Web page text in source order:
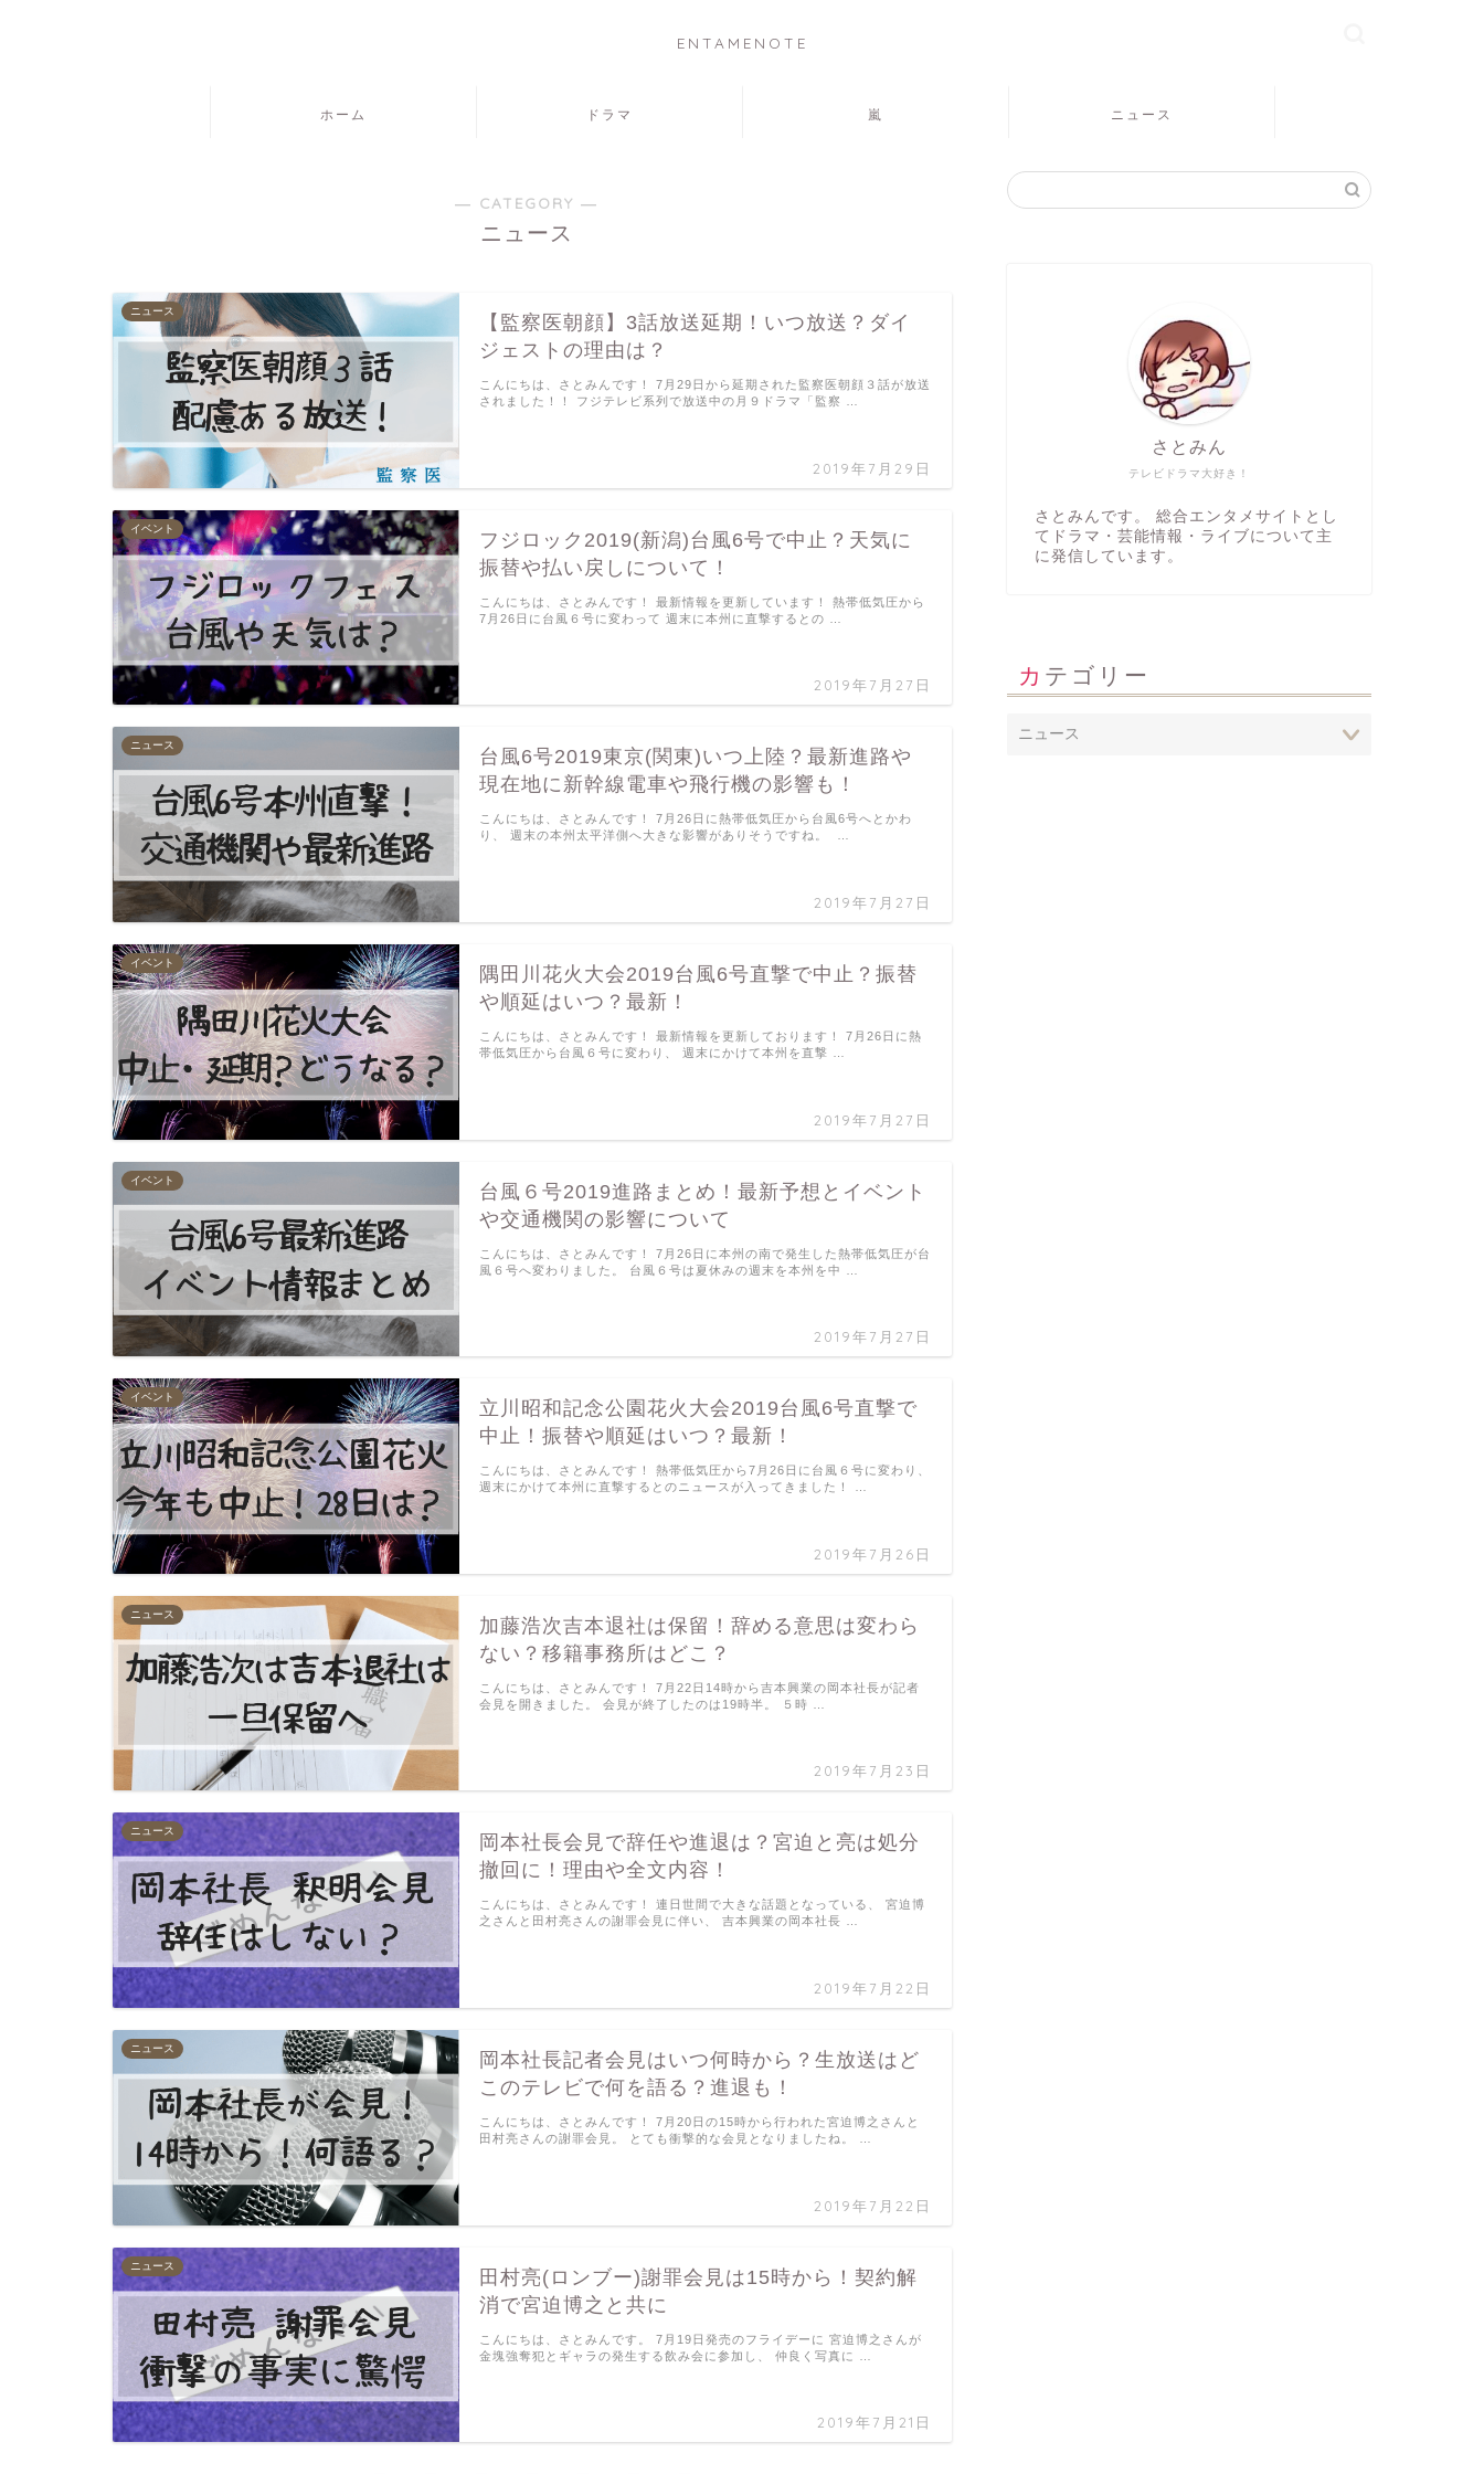
ENTAMENOTE
ホーム ドラマ 嵐 ニュース
― CATEGORY ―
ニュース
ニュース
【監察医朝顔】3話放送延期！いつ放送？ダイ
ジェストの理由は？
2019年7月29日
こんにちは、さとみんです！ 7月29日から延期された監察医朝顔３話が放送
されました！！ フジテレビ系列で放送中の月９ドラマ「監察 …
イベント
フジロック2019(新潟)台風6号で中止？天気に
振替や払い戻しについて！
2019年7月27日
こんにちは、さとみんです！ 最新情報を更新しています！ 熱帯低気圧から
7月26日に台風６号に変わって 週末に本州に直撃するとの …
ニュース
台風6号2019東京(関東)いつ上陸？最新進路や
現在地に新幹線電車や飛行機の影響も！
2019年7月27日
こんにちは、さとみんです！ 7月26日に熱帯低気圧から台風6号へとかわ
り、 週末の本州太平洋側へ大きな影響がありそうですね。 …
イベント
隅田川花火大会2019台風6号直撃で中止？振替
や順延はいつ？最新！
2019年7月27日
こんにちは、さとみんです！ 最新情報を更新しております！ 7月26日に熱
帯低気圧から台風６号に変わり、 週末にかけて本州を直撃 …
イベント
台風６号2019進路まとめ！最新予想とイベント
や交通機関の影響について
2019年7月27日
こんにちは、さとみんです！ 7月26日に本州の南で発生した熱帯低気圧が台
風６号へ変わりました。 台風６号は夏休みの週末を本州を中 …
イベント
立川昭和記念公園花火大会2019台風6号直撃で
中止！振替や順延はいつ？最新！
2019年7月26日
こんにちは、さとみんです！ 熱帯低気圧から7月26日に台風６号に変わり、
週末にかけて本州に直撃するとのニュースが入ってきました！ …
ニュース
加藤浩次吉本退社は保留！辞める意思は変わら
ない？移籍事務所はどこ？
2019年7月23日
こんにちは、さとみんです！ 7月22日14時から吉本興業の岡本社長が記者
会見を開きました。 会見が終了したのは19時半。 ５時 …
ニュース
岡本社長会見で辞任や進退は？宮迫と亮は処分
撤回に！理由や全文内容！
2019年7月22日
こんにちは、さとみんです！ 連日世間で大きな話題となっている、 宮迫博
之さんと田村亮さんの謝罪会見に伴い、 吉本興業の岡本社長 …
ニュース
岡本社長記者会見はいつ何時から？生放送はど
このテレビで何を語る？進退も！
2019年7月22日
こんにちは、さとみんです！ 7月20日の15時から行われた宮迫博之さんと
田村亮さんの謝罪会見。 とても衝撃的な会見となりましたね。 …
ニュース
田村亮(ロンブー)謝罪会見は15時から！契約解
消で宮迫博之と共に
2019年7月21日
こんにちは、さとみんです。 7月19日発売のフライデーに 宮迫博之さんが
金塊強奪犯とギャラの発生する飲み会に参加し、 仲良く写真に …
テレビドラマ大好き！
さとみん
さとみんです。 総合エンタメサイトとし
てドラマ・芸能情報・ライブについて主
に発信しています。
カテゴリー